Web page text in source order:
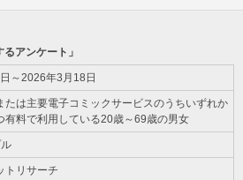
アンケート」
～2026年3月18日
たは主要電子コミックサービスのうちいずれか
有料で利用している20歳～69歳の男女
トリサーチ